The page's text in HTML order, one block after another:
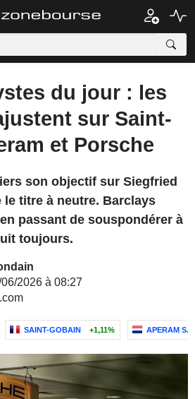
du jour : les
sur Saint-
et Porsche
son objectif sur Siegfried
le titre à neutre. Barclays
passant de souspondérer à
toujours.
2026 à 08:27
SAINT-GOBAIN +1,11% APERAM